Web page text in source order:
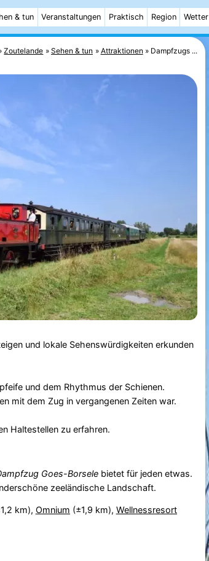
& tun Veranstaltungen Praktisch Region Wetter
Zoutelande Sehen & tun Attraktionen Dampfzugs ...
und lokale Sehenswürdigkeiten erkunden
und dem Rhythmus der Schienen.
mit dem Zug in vergangenen Zeiten war.
Haltestellen zu erfahren.
Goes-Borselebietet für jeden etwas.
zeeländische Landschaft.
km), Omnium (±1,9 km), Wellnessresort